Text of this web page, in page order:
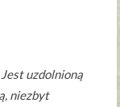
uzdolnioną
niezbyt